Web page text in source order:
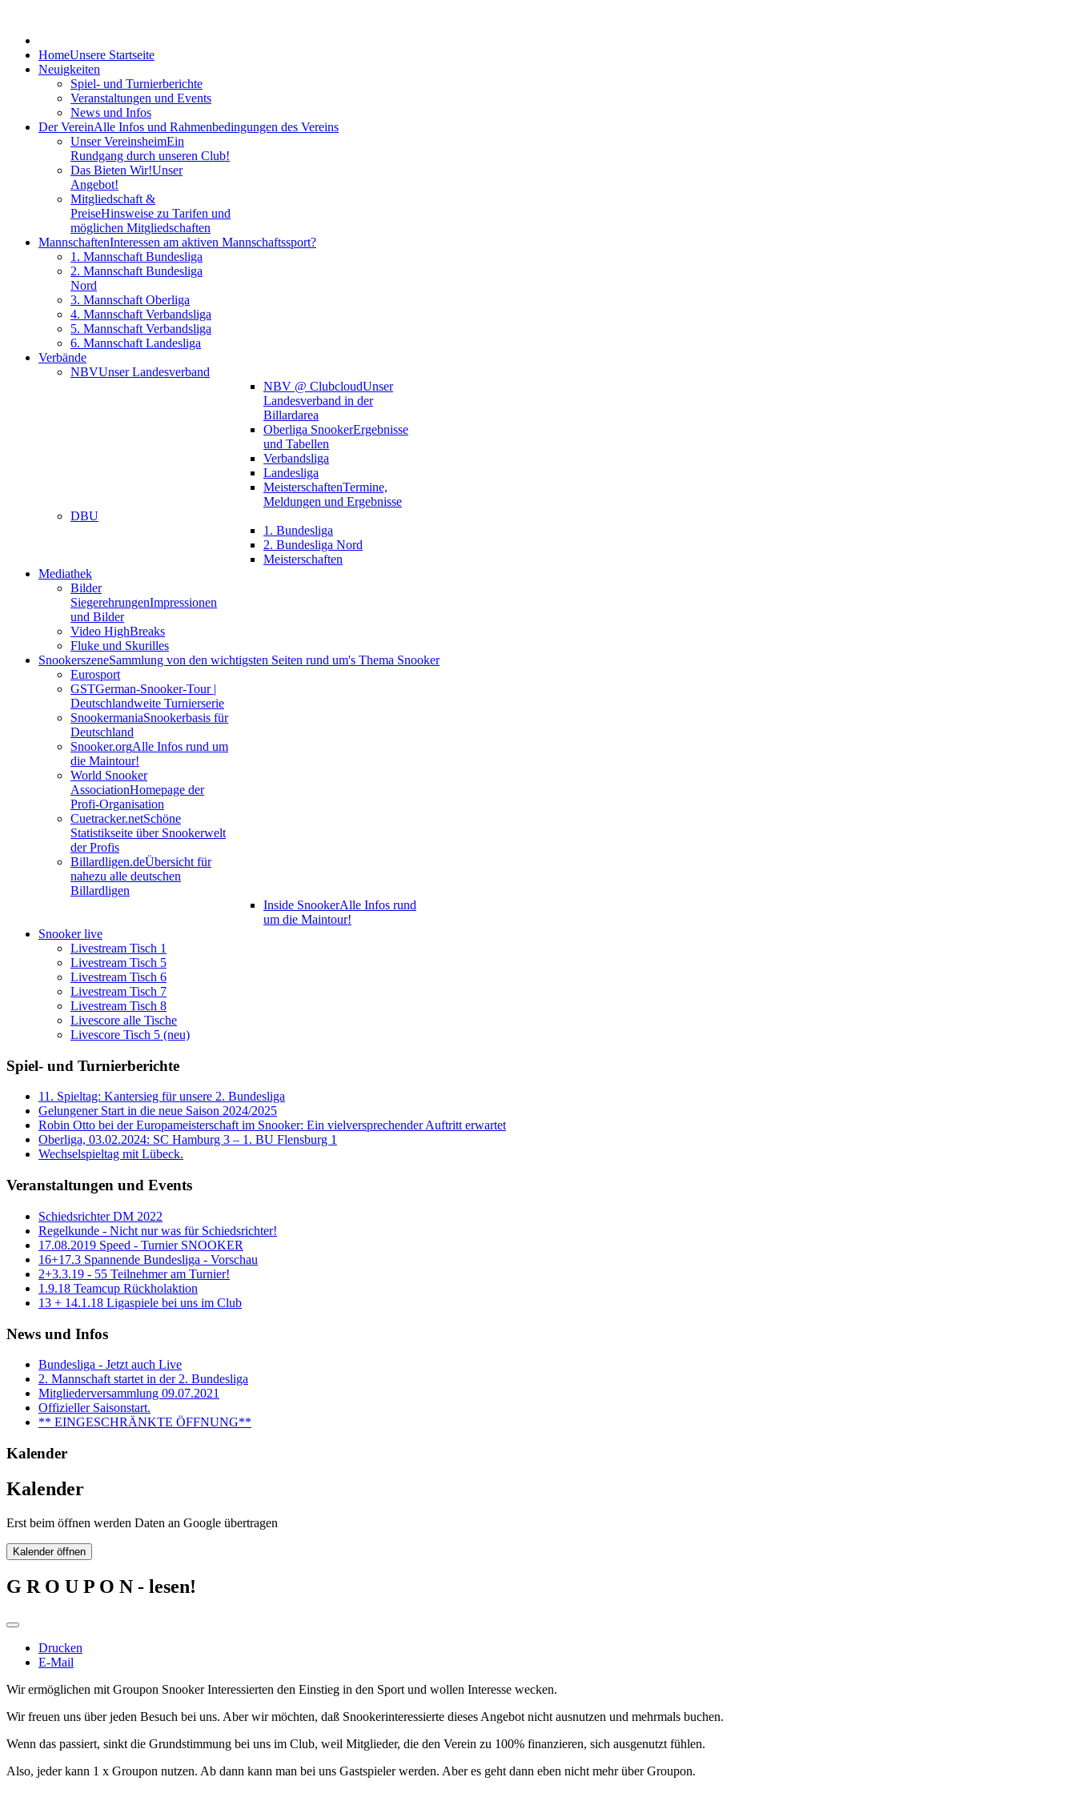
HomeUnsere Startseite
Neuigkeiten
Spiel- und Turnierberichte
Veranstaltungen und Events
News und Infos
Der VereinAlle Infos und Rahmenbedingungen des Vereins
Unser VereinsheimEin
Rundgang durch unseren Club!
Das Bieten Wir!Unser
Angebot!
Mitgliedschaft &
PreiseHinsweise zu Tarifen und
möglichen Mitgliedschaften
MannschaftenInteressen am aktiven Mannschaftssport?
1. Mannschaft Bundesliga
2. Mannschaft Bundesliga
Nord
3. Mannschaft Oberliga
4. Mannschaft Verbandsliga
5. Mannschaft Verbandsliga
6. Mannschaft Landesliga
Verbände
NBVUnser Landesverband
NBV @ ClubcloudUnser
Landesverband in der
Billardarea
Oberliga SnookerErgebnisse
und Tabellen
Verbandsliga
Landesliga
MeisterschaftenTermine,
Meldungen und Ergebnisse
DBU
1. Bundesliga
2. Bundesliga Nord
Meisterschaften
Mediathek
Bilder
SiegerehrungenImpressionen
und Bilder
Video HighBreaks
Fluke und Skurilles
SnookerszeneSammlung von den wichtigsten Seiten rund um's Thema Snooker
Eurosport
GSTGerman-Snooker-Tour |
Deutschlandweite Turnierserie
SnookermaniaSnookerbasis für
Deutschland
Snooker.orgAlle Infos rund um
die Maintour!
World Snooker
AssociationHomepage der
Profi-Organisation
Cuetracker.netSchöne
Statistikseite über Snookerwelt
der Profis
Billardligen.deÜbersicht für
nahezu alle deutschen
Billardligen
Inside SnookerAlle Infos rund
um die Maintour!
Snooker live
Livestream Tisch 1
Livestream Tisch 5
Livestream Tisch 6
Livestream Tisch 7
Livestream Tisch 8
Livescore alle Tische
Livescore Tisch 5 (neu)
Spiel- und Turnierberichte
11. Spieltag: Kantersieg für unsere 2. Bundesliga
Gelungener Start in die neue Saison 2024/2025
Robin Otto bei der Europameisterschaft im Snooker: Ein vielversprechender Auftritt erwartet
Oberliga, 03.02.2024: SC Hamburg 3 – 1. BU Flensburg 1
Wechselspieltag mit Lübeck.
Veranstaltungen und Events
Schiedsrichter DM 2022
Regelkunde - Nicht nur was für Schiedsrichter!
17.08.2019 Speed - Turnier SNOOKER
16+17.3 Spannende Bundesliga - Vorschau
2+3.3.19 - 55 Teilnehmer am Turnier!
1.9.18 Teamcup Rückholaktion
13 + 14.1.18 Ligaspiele bei uns im Club
News und Infos
Bundesliga - Jetzt auch Live
2. Mannschaft startet in der 2. Bundesliga
Mitgliederversammlung 09.07.2021
Offizieller Saisonstart.
** EINGESCHRÄNKTE ÖFFNUNG**
Kalender
Kalender
Erst beim öffnen werden Daten an Google übertragen
Kalender öffnen
G R O U P O N - lesen!
Drucken
E-Mail
Wir ermöglichen mit Groupon Snooker Interessierten den Einstieg in den Sport und wollen Interesse wecken.
Wir freuen uns über jeden Besuch bei uns. Aber wir möchten, daß Snookerinteressierte dieses Angebot nicht ausnutzen und mehrmals buchen.
Wenn das passiert, sinkt die Grundstimmung bei uns im Club, weil Mitglieder, die den Verein zu 100% finanzieren, sich ausgenutzt fühlen.
Also, jeder kann 1 x Groupon nutzen. Ab dann kann man bei uns Gastspieler werden. Aber es geht dann eben nicht mehr über Groupon.